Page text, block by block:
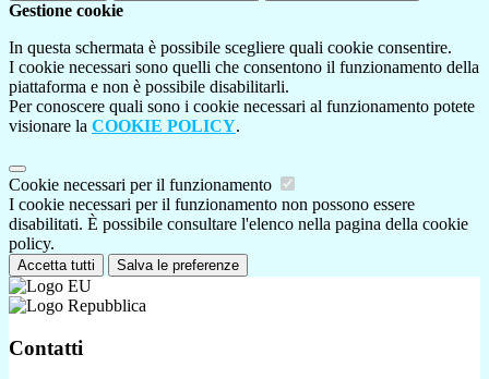
Gestione cookie
In questa schermata è possibile scegliere quali cookie consentire.
I cookie necessari sono quelli che consentono il funzionamento della
piattaforma e non è possibile disabilitarli.
Per conoscere quali sono i cookie necessari al funzionamento potete
visionare la COOKIE POLICY.
Cookie necessari per il funzionamento
I cookie necessari per il funzionamento non possono essere
disabilitati. È possibile consultare l'elenco nella pagina della cookie
policy.
Accetta tutti Salva le preferenze
Contatti